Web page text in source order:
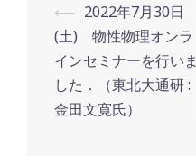
Post
navigation
⟵ 2022年7月30日
(土) 物性物理オンラ
インセミナーを行いま
した．（東北大通研 :
金田文寛氏）